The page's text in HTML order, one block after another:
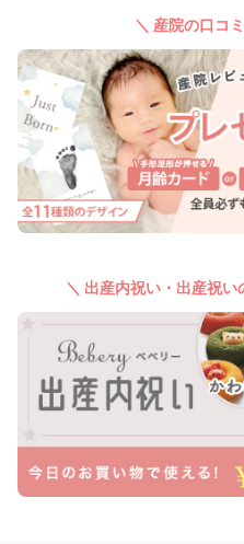
＼ 産院の口コ
＼ 出産内祝い・出産祝